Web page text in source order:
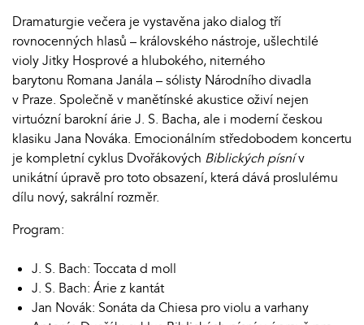
Dramaturgie večera je vystavěna jako dialog tří
rovnocenných hlasů – královského nástroje, ušlechtilé
violy Jitky Hosprové a hlubokého, niterného
barytonu Romana Janála – sólisty Národního divadla
v Praze. Společně v manětínské akustice oživí nejen
virtuózní barokní árie J. S. Bacha, ale i moderní českou
klasiku Jana Nováka. Emocionálním středobodem koncertu
je kompletní cyklus Dvořákových Biblických písnív
unikátní úpravě pro toto obsazení, která dává proslulému
dílu nový, sakrální rozměr.
Program:
J. S. Bach: Toccata d moll
J. S. Bach: Árie z kantát
Jan Novák: Sonáta da Chiesa pro violu a varhany